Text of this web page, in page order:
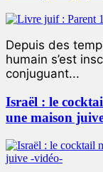
Depuis des
humain s’est
conjuguant...
Israël : le
une maison